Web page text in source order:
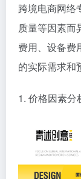
跨境电商网络
质量等因素而
费用、设备费
的实际需求和
1. 价格因素分